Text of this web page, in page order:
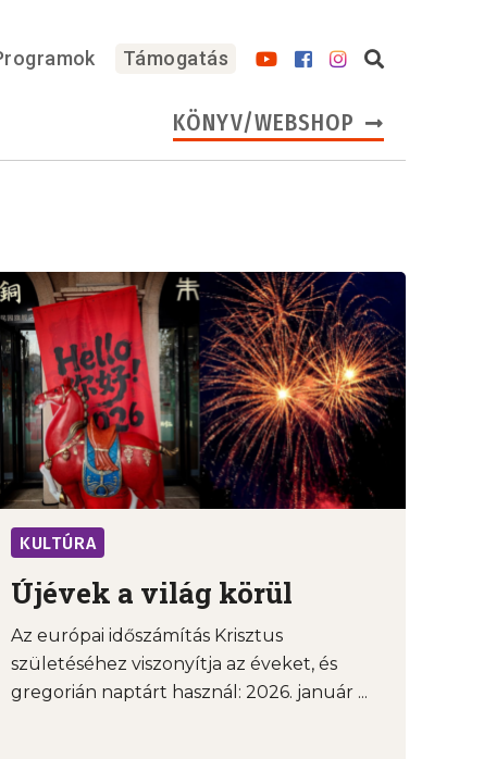
Támogatás
KÖNYV/WEBSHOP
KULTÚRA
Újévek a világ körül
Az európai időszámítás Krisztus
születéséhez viszonyítja az éveket, és
gregorián naptárt használ: 2026. január ...